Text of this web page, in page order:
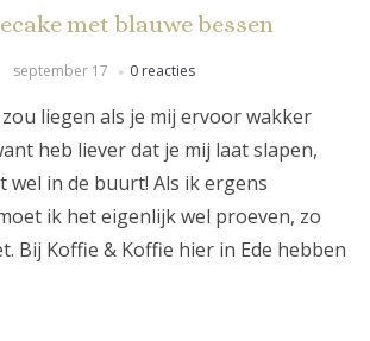
met blauwe bessen
september 17 0 reacties
liegen als je mij ervoor wakker
heb liever dat je mij laat slapen,
wel in de buurt! Als ik ergens
ik het eigenlijk wel proeven, zo
Bij Koffie & Koffie hier in Ede hebben